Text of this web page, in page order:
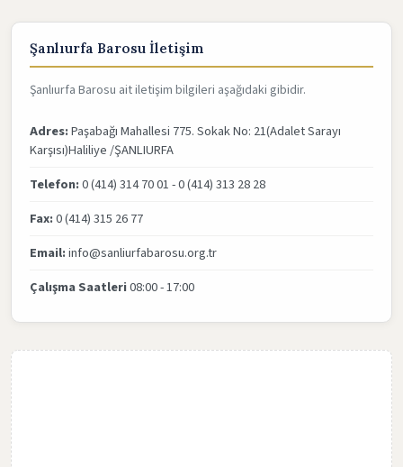
Şanlıurfa Barosu İletişim
Şanlıurfa Barosu ait iletişim bilgileri aşağıdaki gibidir.
Adres:Paşabağı Mahallesi 775. Sokak No: 21(Adalet Sarayı
Karşısı)Haliliye /ŞANLIURFA
Telefon:0 (414) 314 70 01 - 0 (414) 313 28 28
Fax:0 (414) 315 26 77
Email:info@sanliurfabarosu.org.tr
Çalışma Saatleri08:00 - 17:00